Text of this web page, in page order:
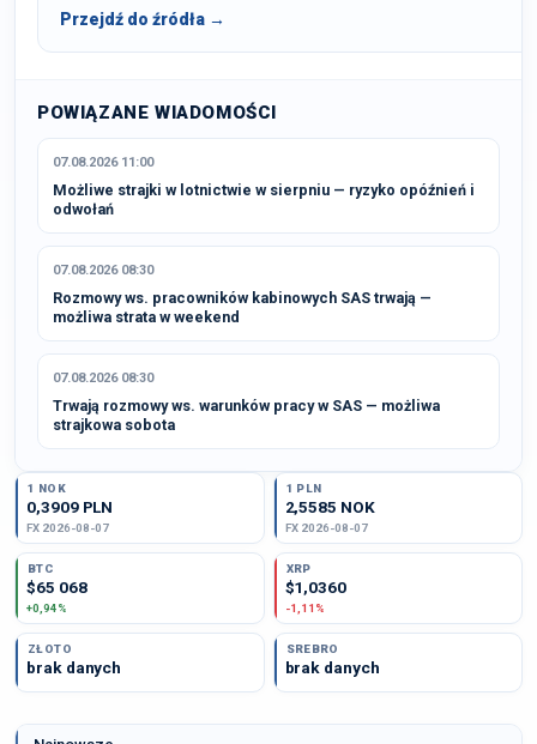
Przejdź do źródła →
POWIĄZANE WIADOMOŚCI
07.08.2026 11:00
Możliwe strajki w lotnictwie w sierpniu — ryzyko opóźnień i
odwołań
07.08.2026 08:30
Rozmowy ws. pracowników kabinowych SAS trwają —
możliwa strata w weekend
07.08.2026 08:30
Trwają rozmowy ws. warunków pracy w SAS — możliwa
strajkowa sobota
1 NOK
0,3909 PLN
FX 2026-08-07
1 PLN
2,5585 NOK
FX 2026-08-07
BTC
$65 068
+0,94%
XRP
$1,0360
-1,11%
ZŁOTO
brak danych
SREBRO
brak danych